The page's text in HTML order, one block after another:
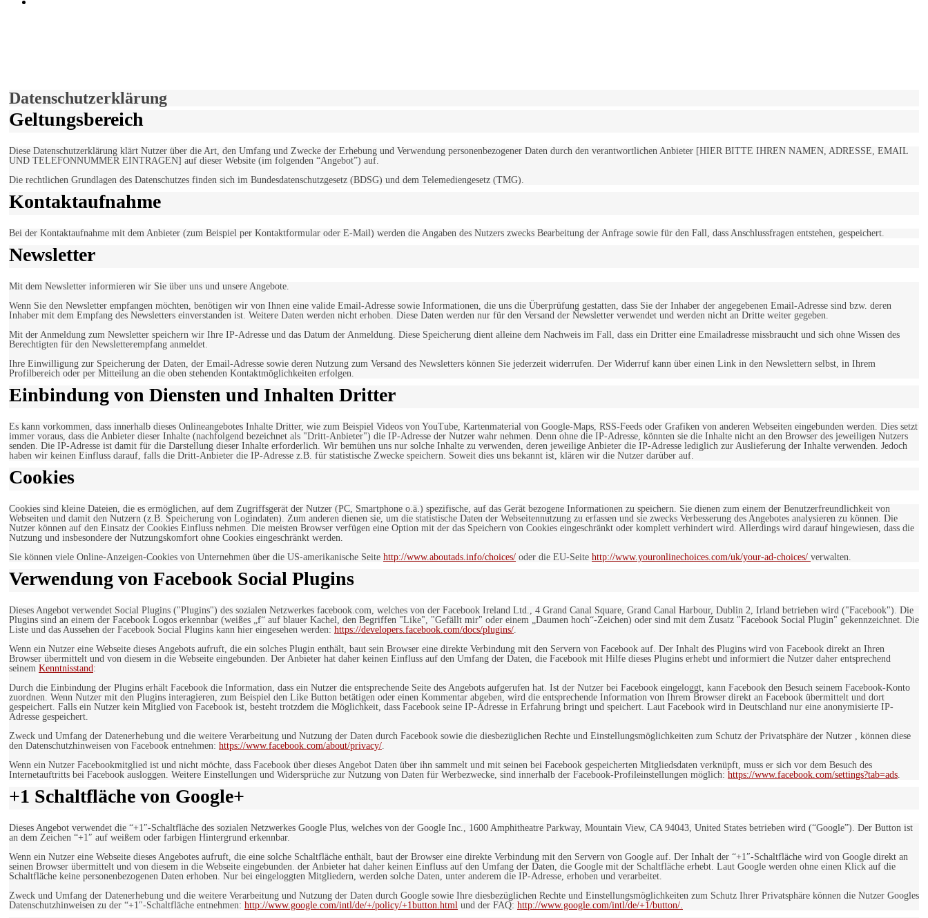
Datenschutzerklärung
Geltungsbereich
Diese Datenschutzerklärung klärt Nutzer über die Art, den Umfang und Zwecke der Erhebung und Verwendung personenbezogener Daten durch den verantwortlichen Anbieter [HIER BITTE IHREN NAMEN, ADRESSE, EMAIL
UND TELEFONNUMMER EINTRAGEN] auf dieser Website (im folgenden “Angebot”) auf.
Die rechtlichen Grundlagen des Datenschutzes finden sich im Bundesdatenschutzgesetz (BDSG) und dem Telemediengesetz (TMG).
Kontaktaufnahme
Bei der Kontaktaufnahme mit dem Anbieter (zum Beispiel per Kontaktformular oder E-Mail) werden die Angaben des Nutzers zwecks Bearbeitung der Anfrage sowie für den Fall, dass Anschlussfragen entstehen, gespeichert.
Newsletter
Mit dem Newsletter informieren wir Sie über uns und unsere Angebote.
Wenn Sie den Newsletter empfangen möchten, benötigen wir von Ihnen eine valide Email-Adresse sowie Informationen, die uns die Überprüfung gestatten, dass Sie der Inhaber der angegebenen Email-Adresse sind bzw. deren
Inhaber mit dem Empfang des Newsletters einverstanden ist. Weitere Daten werden nicht erhoben. Diese Daten werden nur für den Versand der Newsletter verwendet und werden nicht an Dritte weiter gegeben.
Mit der Anmeldung zum Newsletter speichern wir Ihre IP-Adresse und das Datum der Anmeldung. Diese Speicherung dient alleine dem Nachweis im Fall, dass ein Dritter eine Emailadresse missbraucht und sich ohne Wissen des
Berechtigten für den Newsletterempfang anmeldet.
Ihre Einwilligung zur Speicherung der Daten, der Email-Adresse sowie deren Nutzung zum Versand des Newsletters können Sie jederzeit widerrufen. Der Widerruf kann über einen Link in den Newslettern selbst, in Ihrem
Profilbereich oder per Mitteilung an die oben stehenden Kontaktmöglichkeiten erfolgen.
Einbindung von Diensten und Inhalten Dritter
Es kann vorkommen, dass innerhalb dieses Onlineangebotes Inhalte Dritter, wie zum Beispiel Videos von YouTube, Kartenmaterial von Google-Maps, RSS-Feeds oder Grafiken von anderen Webseiten eingebunden werden. Dies setzt
immer voraus, dass die Anbieter dieser Inhalte (nachfolgend bezeichnet als "Dritt-Anbieter") die IP-Adresse der Nutzer wahr nehmen. Denn ohne die IP-Adresse, könnten sie die Inhalte nicht an den Browser des jeweiligen Nutzers
senden. Die IP-Adresse ist damit für die Darstellung dieser Inhalte erforderlich. Wir bemühen uns nur solche Inhalte zu verwenden, deren jeweilige Anbieter die IP-Adresse lediglich zur Auslieferung der Inhalte verwenden. Jedoch
haben wir keinen Einfluss darauf, falls die Dritt-Anbieter die IP-Adresse z.B. für statistische Zwecke speichern. Soweit dies uns bekannt ist, klären wir die Nutzer darüber auf.
Cookies
Cookies sind kleine Dateien, die es ermöglichen, auf dem Zugriffsgerät der Nutzer (PC, Smartphone o.ä.) spezifische, auf das Gerät bezogene Informationen zu speichern. Sie dienen zum einem der Benutzerfreundlichkeit von
Webseiten und damit den Nutzern (z.B. Speicherung von Logindaten). Zum anderen dienen sie, um die statistische Daten der Webseitennutzung zu erfassen und sie zwecks Verbesserung des Angebotes analysieren zu können. Die
Nutzer können auf den Einsatz der Cookies Einfluss nehmen. Die meisten Browser verfügen eine Option mit der das Speichern von Cookies eingeschränkt oder komplett verhindert wird. Allerdings wird darauf hingewiesen, dass die
Nutzung und insbesondere der Nutzungskomfort ohne Cookies eingeschränkt werden.
Sie können viele Online-Anzeigen-Cookies von Unternehmen über die US-amerikanische Seite http://www.aboutads.info/choices/ oder die EU-Seite http://www.youronlinechoices.com/uk/your-ad-choices/ verwalten.
Verwendung von Facebook Social Plugins
Dieses Angebot verwendet Social Plugins ("Plugins") des sozialen Netzwerkes facebook.com, welches von der Facebook Ireland Ltd., 4 Grand Canal Square, Grand Canal Harbour, Dublin 2, Irland betrieben wird ("Facebook"). Die
Plugins sind an einem der Facebook Logos erkennbar (weißes „f“ auf blauer Kachel, den Begriffen "Like", "Gefällt mir" oder einem „Daumen hoch“-Zeichen) oder sind mit dem Zusatz "Facebook Social Plugin" gekennzeichnet. Die
Liste und das Aussehen der Facebook Social Plugins kann hier eingesehen werden: https://developers.facebook.com/docs/plugins/.
Wenn ein Nutzer eine Webseite dieses Angebots aufruft, die ein solches Plugin enthält, baut sein Browser eine direkte Verbindung mit den Servern von Facebook auf. Der Inhalt des Plugins wird von Facebook direkt an Ihren
Browser übermittelt und von diesem in die Webseite eingebunden. Der Anbieter hat daher keinen Einfluss auf den Umfang der Daten, die Facebook mit Hilfe dieses Plugins erhebt und informiert die Nutzer daher entsprechend
seinem Kenntnisstand:
Durch die Einbindung der Plugins erhält Facebook die Information, dass ein Nutzer die entsprechende Seite des Angebots aufgerufen hat. Ist der Nutzer bei Facebook eingeloggt, kann Facebook den Besuch seinem Facebook-Konto
zuordnen. Wenn Nutzer mit den Plugins interagieren, zum Beispiel den Like Button betätigen oder einen Kommentar abgeben, wird die entsprechende Information von Ihrem Browser direkt an Facebook übermittelt und dort
gespeichert. Falls ein Nutzer kein Mitglied von Facebook ist, besteht trotzdem die Möglichkeit, dass Facebook seine IP-Adresse in Erfahrung bringt und speichert. Laut Facebook wird in Deutschland nur eine anonymisierte IP-
Adresse gespeichert.
Zweck und Umfang der Datenerhebung und die weitere Verarbeitung und Nutzung der Daten durch Facebook sowie die diesbezüglichen Rechte und Einstellungsmöglichkeiten zum Schutz der Privatsphäre der Nutzer , können diese
den Datenschutzhinweisen von Facebook entnehmen: https://www.facebook.com/about/privacy/.
Wenn ein Nutzer Facebookmitglied ist und nicht möchte, dass Facebook über dieses Angebot Daten über ihn sammelt und mit seinen bei Facebook gespeicherten Mitgliedsdaten verknüpft, muss er sich vor dem Besuch des
Internetauftritts bei Facebook ausloggen. Weitere Einstellungen und Widersprüche zur Nutzung von Daten für Werbezwecke, sind innerhalb der Facebook-Profileinstellungen möglich: https://www.facebook.com/settings?tab=ads.
+1 Schaltfläche von Google+
Dieses Angebot verwendet die “+1″-Schaltfläche des sozialen Netzwerkes Google Plus, welches von der Google Inc., 1600 Amphitheatre Parkway, Mountain View, CA 94043, United States betrieben wird (“Google”). Der Button ist
an dem Zeichen “+1″ auf weißem oder farbigen Hintergrund erkennbar.
Wenn ein Nutzer eine Webseite dieses Angebotes aufruft, die eine solche Schaltfläche enthält, baut der Browser eine direkte Verbindung mit den Servern von Google auf. Der Inhalt der “+1″-Schaltfläche wird von Google direkt an
seinen Browser übermittelt und von diesem in die Webseite eingebunden. der Anbieter hat daher keinen Einfluss auf den Umfang der Daten, die Google mit der Schaltfläche erhebt. Laut Google werden ohne einen Klick auf die
Schaltfläche keine personenbezogenen Daten erhoben. Nur bei eingeloggten Mitgliedern, werden solche Daten, unter anderem die IP-Adresse, erhoben und verarbeitet.
Zweck und Umfang der Datenerhebung und die weitere Verarbeitung und Nutzung der Daten durch Google sowie Ihre diesbezüglichen Rechte und Einstellungsmöglichkeiten zum Schutz Ihrer Privatsphäre können die Nutzer Googles
Datenschutzhinweisen zu der “+1″-Schaltfläche entnehmen: http://www.google.com/intl/de/+/policy/+1button.html und der FAQ: http://www.google.com/intl/de/+1/button/.